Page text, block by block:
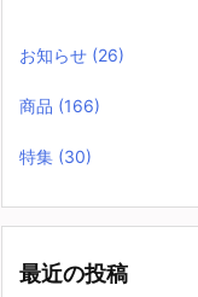
お知らせ (26)
商品 (166)
特集 (30)
最近の投稿